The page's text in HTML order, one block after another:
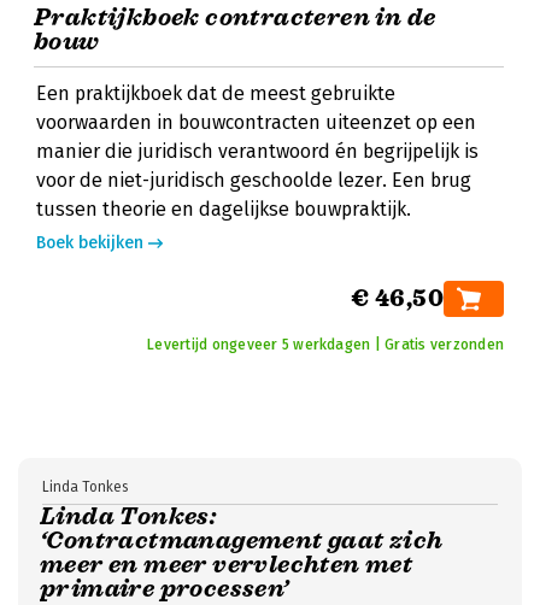
Praktijkboek contracteren in de
bouw
Een praktijkboek dat de meest gebruikte
voorwaarden in bouwcontracten uiteenzet op een
manier die juridisch verantwoord én begrijpelijk is
voor de niet-juridisch geschoolde lezer. Een brug
tussen theorie en dagelijkse bouwpraktijk.
Boek bekijken
€ 46,50
Levertijd ongeveer 5 werkdagen | Gratis verzonden
Linda Tonkes:
‘Contractmanagement gaat zich
meer en meer vervlechten met
primaire processen’
Linda Tonkes